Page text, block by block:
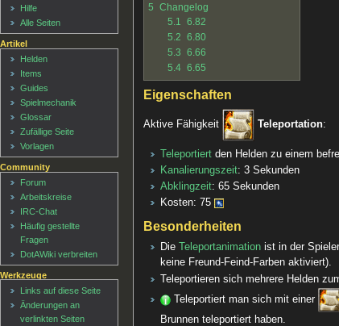
5 Changelog
5.1
6.82
5.2
6.80
5.3
6.66
5.4 6.65
Eigenschaften
Aktive Fähigkeit Teleportation:
Teleportiertden Helden zu einem
Kanalierungszeit: 3 Sekunden
Abklingzeit: 65 Sekunden
Kosten: 75
Besonderheiten
Die Teleportanimationist in der
keine Freund-Feind-Farben aktiviert).
Teleportieren sich mehrere Helden
Teleportiert man sich mit einer
Brunnen teleportiert haben.
Hilfe
Alle Seiten
Artikel
Helden
Items
Guides
Spielmechanik
Glossar
Zufällige Seite
Vorlagen
Community
Forum
Arbeitskreise
IRC-Chat
Häufig gestellte
Fragen
DotAWiki verbreiten
Werkzeuge
Links auf diese Seite
Änderungen an
verlinkten Seiten